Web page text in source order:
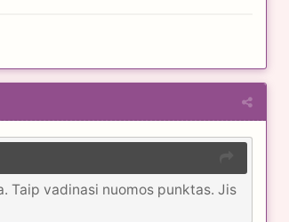
Taip vadinasi nuomos punktas. Jis